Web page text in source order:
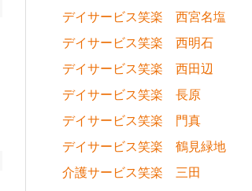
デイサービス笑楽 西宮名塩
デイサービス笑楽 西明石
デイサービス笑楽 西田辺
デイサービス笑楽 長原
デイサービス笑楽 門真
デイサービス笑楽 鶴見緑地
介護サービス笑楽 三田